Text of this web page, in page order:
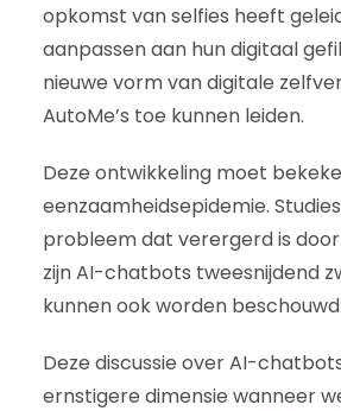
opkomst van selfies heeft
aanpassen aan hun digitaal
nieuwe vorm van digitale
AutoMe’s toe kunnen leiden.
Deze ontwikkeling moet
eenzaamheidsepidemie.
probleem dat verergerd is
zijn AI-chatbots tweesnijdend
kunnen ook worden
Deze discussie over AI-
ernstigere dimensie wanneer